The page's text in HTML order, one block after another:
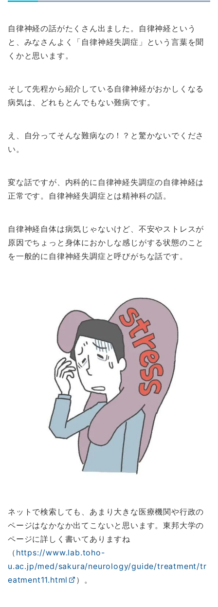
自律神経の話がたくさん出ました。自律神経という
と、みなさんよく「自律神経失調症」という言葉を聞
くかと思います。
そして先程から紹介している自律神経がおかしくなる
病気は、どれもとんでもない難病です。
え、自分ってそんな難病なの！？と驚かないでくださ
い。
変な話ですが、内科的に自律神経失調症の自律神経は
正常です。自律神経失調症とは精神科の話。
自律神経自体は病気じゃないけど、不安やストレスが
原因でちょっと身体におかしな感じがする状態のこと
を一般的に自律神経失調症と呼びがちな話です。
ネットで検索しても、あまり大きな医療機関や行政の
ページはなかなか出てこないと思います。東邦大学の
ページに詳しく書いてありますね
（ https://www.lab.toho-
u.ac.jp/med/sakura/neurology/guide/treatment/tr
eatment11.html
）。